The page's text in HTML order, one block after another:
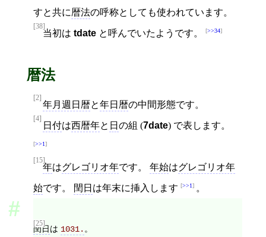
すと共に暦法の呼称としても使われています。
[38]
当初は tdate と呼んでいたようです。 >>34
暦法
[2]
年月週日暦と年日暦の中間形態です。
[4]
日付は西暦年と 日 の組 (7date) で表します。
>>1
[15]
年はグレゴリオ年です。 年始はグレゴリオ年
始です。 閏日 は年末に挿入します >>1 。
[25]
閏日は 1031. 。